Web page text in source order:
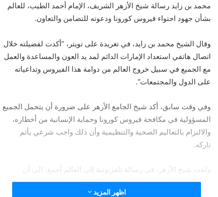
محمد بن زايد رسالة شيخ الأزهر الشريف، الإمام أحمد الطيب، للعالم
بشأن جهود احتواء فيروس كورونا ودعوته للتضامن والتعاون.
وقال الشيخ محمد بن زايد، في تغريدة على تويتر، “أكدت لفضيلته خلال
اتصال هاتفي استعداد الإمارات الدائم لمد يد العون والمساعدة والعمل
مع الجميع في سبيل خروج العالم من دوامة هذا الفيروس وتداعياته
على الدول والمجتمعات”.
وفي وقت سابق، أكد شيخ الجامع الأزهر على ضرورة أن يتحمل الجميع
المسؤولية في مكافحة فيروس كورونا وحماية الإنسانية من أخطاره،
والالتزام بالتعاليم الصحية والتنظيمية وأن ذلك واجب شرعي يأثم
تاركه.
ولفت شيخ الأزهر، في رسالة تلفزيونية إلى العالم أجمع، إلى أن
اختلاق الشائعات وترويجها وإفقاد الناس الثقة في إجراءات الدولة حرام
اظهر المزيد